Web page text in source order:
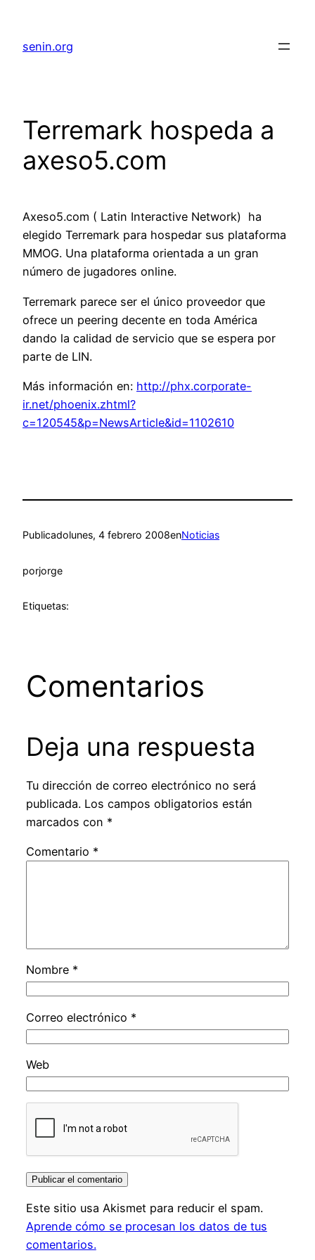
senin.org
Terremark hospeda a
axeso5.com
Axeso5.com ( Latin Interactive Network) ha
elegido Terremark para hospedar sus plataforma
MMOG. Una plataforma orientada a un gran
número de jugadores online.
Terremark parece ser el único proveedor que
ofrece un peering decente en toda América
dando la calidad de servicio que se espera por
parte de LIN.
Más información en: http://phx.corporate-
ir.net/phoenix.zhtml?
c=120545&p=NewsArticle&id=1102610
Publicadolunes, 4 febrero 2008enNoticias
porjorge
Etiquetas:
Comentarios
Deja una respuesta
Tu dirección de correo electrónico no será
publicada. Los campos obligatorios están
marcados con *
Comentario *
Nombre *
Correo electrónico *
Web
Este sitio usa Akismet para reducir el spam.
Aprende cómo se procesan los datos de tus
comentarios.